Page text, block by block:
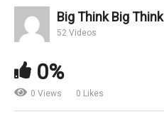
Big Think Big Think
52 Videos
0%
0 Views 0 Likes